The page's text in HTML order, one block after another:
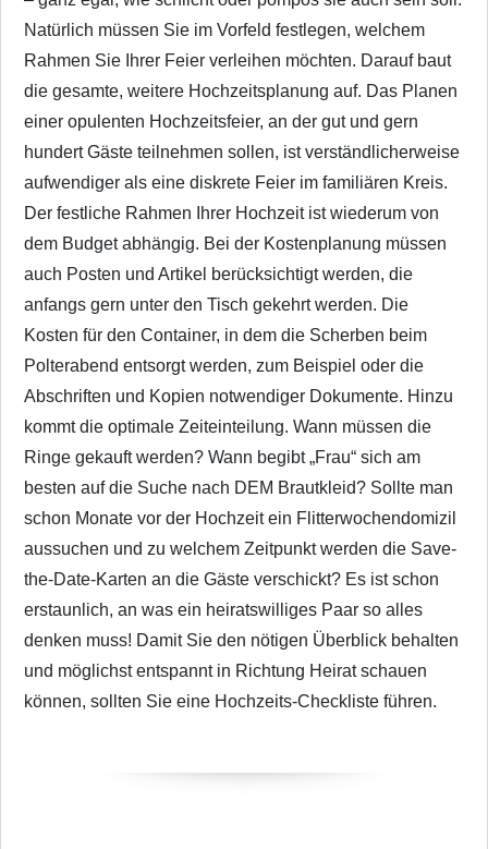
Natürlich müssen Sie im Vorfeld festlegen, welchem
Rahmen Sie Ihrer Feier verleihen möchten. Darauf baut
die gesamte, weitere Hochzeitsplanung auf. Das Planen
einer opulenten Hochzeitsfeier, an der gut und gern
hundert Gäste teilnehmen sollen, ist verständlicherweise
aufwendiger als eine diskrete Feier im familiären Kreis.
Der festliche Rahmen Ihrer Hochzeit ist wiederum von
dem Budget abhängig. Bei der Kostenplanung müssen
auch Posten und Artikel berücksichtigt werden, die
anfangs gern unter den Tisch gekehrt werden. Die
Kosten für den Container, in dem die Scherben beim
Polterabend entsorgt werden, zum Beispiel oder die
Abschriften und Kopien notwendiger Dokumente. Hinzu
kommt die optimale Zeiteinteilung. Wann müssen die
Ringe gekauft werden? Wann begibt „Frau“ sich am
besten auf die Suche nach DEM Brautkleid? Sollte man
schon Monate vor der Hochzeit ein Flitterwochendomizil
aussuchen und zu welchem Zeitpunkt werden die Save-
the-Date-Karten an die Gäste verschickt? Es ist schon
erstaunlich, an was ein heiratswilliges Paar so alles
denken muss! Damit Sie den nötigen Überblick behalten
und möglichst entspannt in Richtung Heirat schauen
können, sollten Sie eine Hochzeits-Checkliste führen.